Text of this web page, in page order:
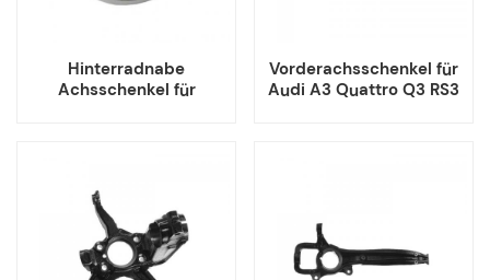
Hinterradnabe
Achsschenkel für
Vorderachsschenkel für
Audi A3 Quattro Q3 RS3